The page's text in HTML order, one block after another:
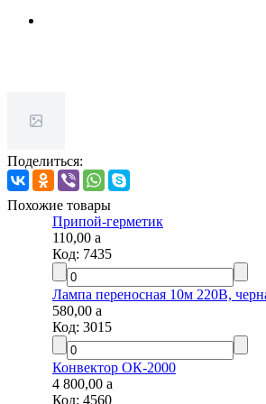
Поделиться:
Похожие товары
Припой-герметик
110,00 a
Код: 7435
Лампа переносная 10м 220В,
580,00 a
Код: 3015
Конвектор ОК-2000
4 800,00 a
Код: 4560